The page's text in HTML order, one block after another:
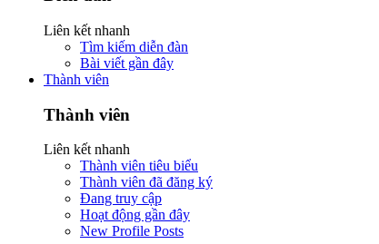
Liên kết nhanh
Tìm kiếm diễn đàn
Bài viết gần đây
Thành viên
Thành viên
Liên kết nhanh
Thành viên tiêu biểu
Thành viên đã đăng ký
Đang truy cập
Hoạt động gần đây
New Profile Posts